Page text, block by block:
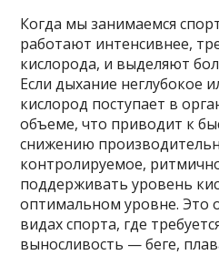
Когда мы занимаемся
работают интенсивнее,
кислорода, и выделяют
Если дыхание неглубокое
кислород поступает в
объеме, что приводит к
снижению
контролируемое,
поддерживать уровень
оптимальном уровне. Это
видах спорта, где
выносливость — беге,